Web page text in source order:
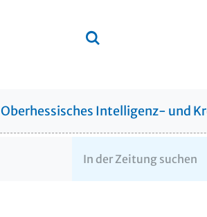
Oberhessisches Intelligenz- und